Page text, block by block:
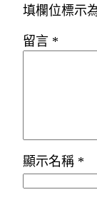
填欄位標示
留言 *
顯示名稱 *